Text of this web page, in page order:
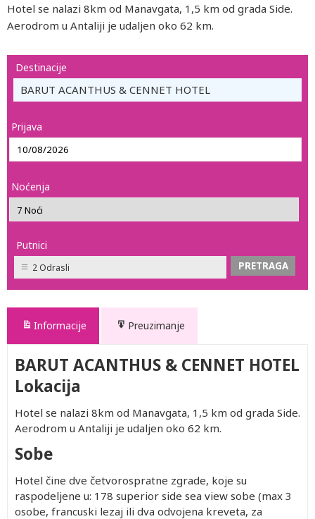
Hotel se nalazi 8km od Manavgata, 1,5 km od grada Side.
Aerodrom u Antaliji je udaljen oko 62 km.
Destinacije
BARUT ACANTHUS & CENNET HOTEL
Prijava
Noćenja
Putnici
2 Odrasli
Informacije Preuzimanje
BARUT ACANTHUS & CENNET HOTEL
Lokacija
Hotel se nalazi 8km od Manavgata, 1,5 km od grada Side.
Aerodrom u Antaliji je udaljen oko 62 km.
Sobe
Hotel čine dve četvorospratne zgrade, koje su
raspodeljene u: 178 superior side sea view sobe (max 3
osobe, francuski lezaj ili dva odvojena kreveta, za